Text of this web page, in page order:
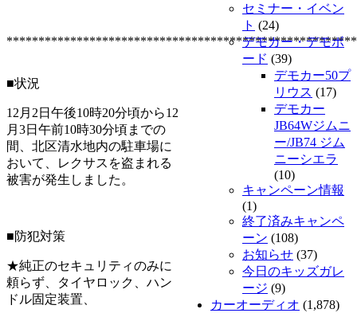
■状況
12月2日午後10時20分頃から12
月3日午前10時30分頃までの
間、北区清水地内の駐車場に
おいて、レクサスを盗まれる
被害が発生しました。
■防犯対策
★純正のセキュリティのみに
頼らず、タイヤロック、ハン
ドル固定装置、
セミナー・イベン
ト (24)
デモカー・デモボ
ード (39)
デモカー50プ
リウス (17)
デモカー
JB64Wジムニ
ー/JB74 ジム
ニーシエラ
(10)
キャンペーン情報
(1)
終了済みキャンペ
ーン (108)
お知らせ (37)
今日のキッズガレ
ージ (9)
カーオーディオ (1,878)